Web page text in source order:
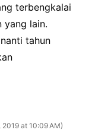
terbengkalai
yang lain.
tahun
2019 at 10:09 AM